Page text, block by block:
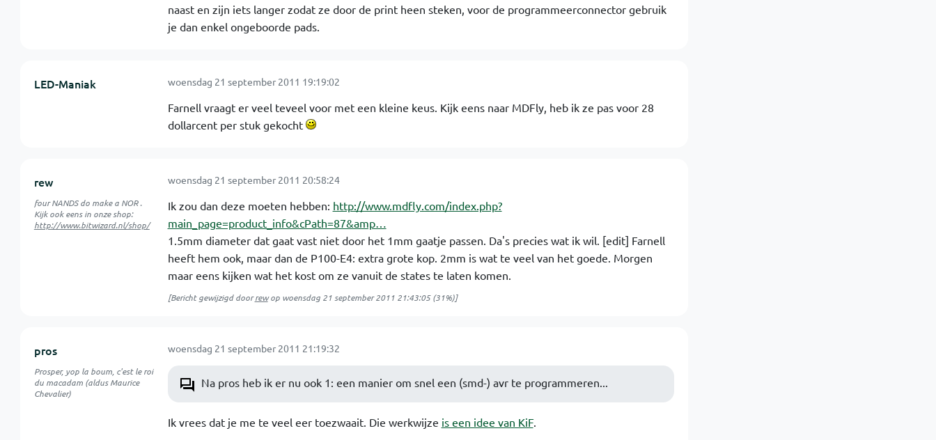
naast en zijn iets langer zodat ze door de print heen steken, voor de programmeerconnector gebruik
je dan enkel ongeboorde pads.
LED-Maniak woensdag 21 september 2011 19:19:02
Farnell vraagt er veel teveel voor met een kleine keus. Kijk eens naar MDFly, heb ik ze pas voor 28
dollarcent per stuk gekocht
rew
four NANDS do make a NOR .
Kijk ook eens in onze shop:
http://www.bitwizard.nl/shop/
woensdag 21 september 2011 20:58:24
Ik zou dan deze moeten hebben: http://www.mdfly.com/index.php?
main_page=product_info&cPath=87&amp…
1.5mm diameter dat gaat vast niet door het 1mm gaatje passen. Da's precies wat ik wil. [edit] Farnell
heeft hem ook, maar dan de P100-E4: extra grote kop. 2mm is wat te veel van het goede. Morgen
maar eens kijken wat het kost om ze vanuit de states te laten komen.
[Bericht gewijzigd doorrewop woensdag 21 september 2011 21:43:05(31%)]
pros
Prosper, yop la boum, c'est le roi
du macadam (aldus Maurice
Chevalier)
woensdag 21 september 2011 21:19:32
Na pros heb ik er nu ook 1: een manier om snel een (smd-) avr te programmeren...
Ik vrees dat je me te veel eer toezwaait. Die werkwijze is een idee van KiF.